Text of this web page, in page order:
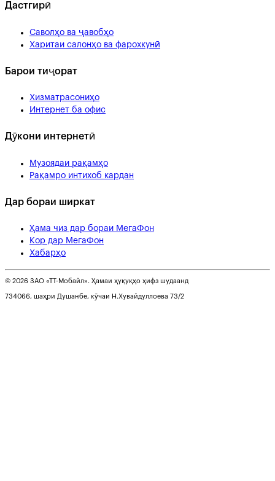
Дастгирӣ
Саволҳо ва ҷавобҳо
Харитаи салонҳо ва фарохкунӣ
Барои тиҷорат
Хизматрасониҳо
Интернет ба офис
Дӯкони интернетӣ
Музоядаи рақамҳо
Рақамро интихоб кардан
Дар бораи ширкат
Ҳама чиз дар бораи МегаФон
Кор дар МегаФон
Хабарҳо
© 2026 ЗАО «ТТ-Мобайл». Ҳамаи ҳуқуқҳо ҳифз шудаанд
734066, шаҳри Душанбе, кӯчаи Н.Хувайдуллоева 73/2